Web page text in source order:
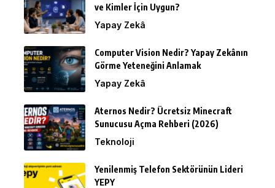
ve Kimler İçin Uygun?
Yapay Zekâ
Computer Vision Nedir? Yapay Zekânın
Görme Yeteneğini Anlamak
Yapay Zekâ
Aternos Nedir? Ücretsiz Minecraft
Sunucusu Açma Rehberi (2026)
Teknoloji
Yenilenmiş Telefon Sektörünün Lideri
YEPY